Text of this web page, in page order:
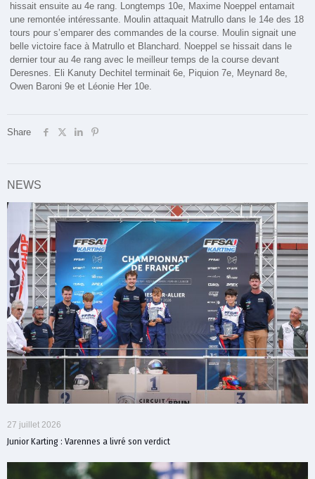
hissait ensuite au 4e rang. Longtemps 10e, Maxime Noeppel entamait
une remontée intéressante. Moulin attaquait Matrullo dans le 14e des 18
tours pour s’emparer des commandes de la course. Moulin signait une
belle victoire face à Matrullo et Blanchard. Noeppel se hissait dans le
dernier tour au 4e rang avec le meilleur temps de la course devant
Deresnes. Eli Kanuty Dechitel terminait 6e, Piquion 7e, Meynard 8e,
Owen Baroni 9e et Léonie Her 10e.
Share
NEWS
27 juillet 2026
Junior Karting : Varennes a livré son verdict